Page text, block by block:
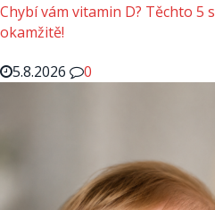
Chybí vám vitamin D? Těchto
okamžitě!
5.8.2026
0